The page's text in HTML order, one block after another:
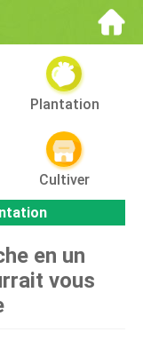
Plantation
Cultiver
en un
vous